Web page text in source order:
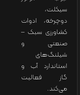
سیکلت،
دوچرخه، ادوات
کشاورزی سبک –
صنعتی و
شیلنگ‌های
استاندارد آب و
گاز فعالیت
می‌کند.